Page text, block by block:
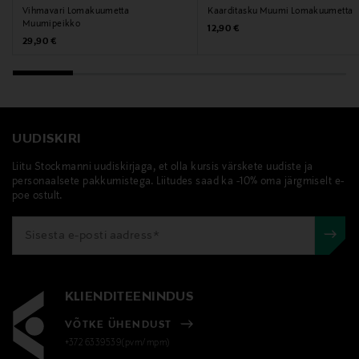
Vihmavari Lomakuumetta
Muumipeikko
Original Price
29,90 €
Kaarditasku Muumi Lomakuumetta
Original Price
12,90 €
UUDISKIRI
Liitu Stockmanni uudiskirjaga, et olla kursis värskete uudiste ja
personaalsete pakkumistega. Liitudes saad ka -10% oma järgmiselt e-
poe ostult.
KLIENDITEENINDUS
VÕTKE ÜHENDUST
+372 6339539(pvm/mpm)